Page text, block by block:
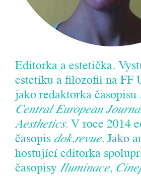
Editorka a estetička.
estetiku a filozofii na FF
jako redaktorka časopisu
Central European
Aesthetics. V roce 2014
časopis dok.revue. Jako
hostující editorka
časopisy Iluminace,